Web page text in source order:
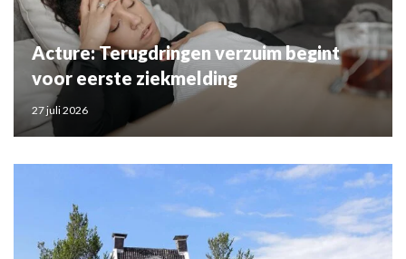
Acture: Terugdringen verzuim begint
voor eerste ziekmelding
27 juli 2026